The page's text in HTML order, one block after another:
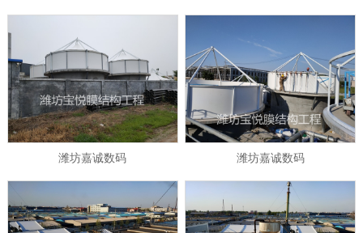
潍坊嘉诚数码 潍坊嘉诚数码